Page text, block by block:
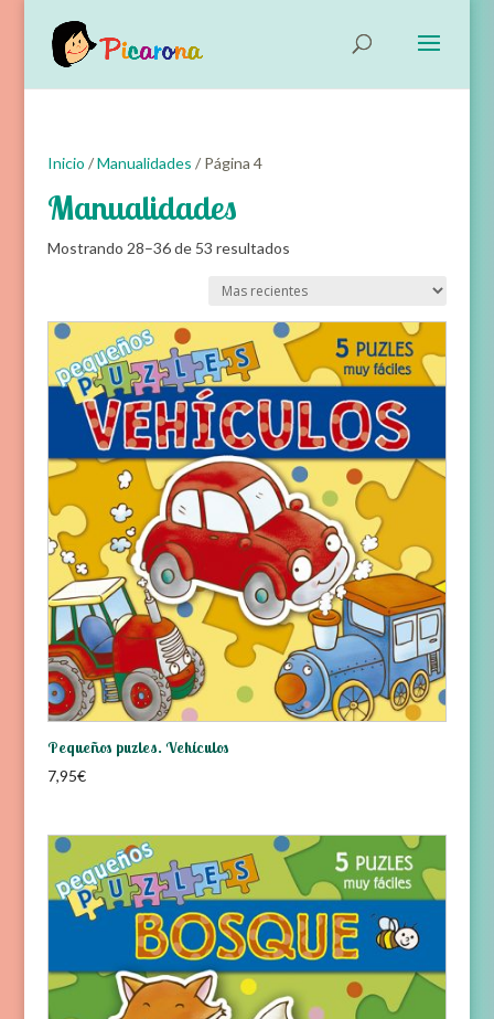
Inicio /Manualidades / Página 4
Manualidades
Mostrando 28–36 de 53 resultadosOrdenado
los
últimos
Pequeños puzles. Vehículos
7,95€